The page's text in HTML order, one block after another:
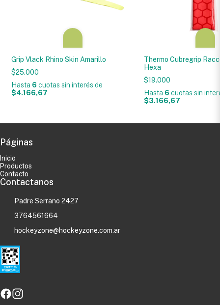
Grip Vlack Rhino Skin Amarillo
$25.000
Hasta 6 cuotas sin interés de
$4.166,67
Thermo Cubregrip
Hexa
$19.000
Hasta 6 cuotas sin
$3.166,67
Páginas
Inicio
Productos
Contacto
Contactanos
Padre Serrano 2427
3764561664
hockeyzone@hockeyzone.com.ar